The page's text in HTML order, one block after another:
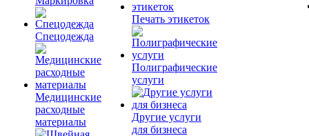
Спецодежда
Медицинские
расходные
материалы
Печать этикеток
Полиграфические
услуги
Другие услуги
для бизнеса